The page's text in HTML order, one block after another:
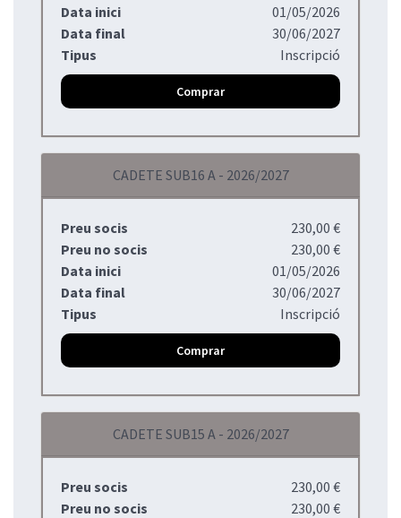
Data inici
01/05/2026
Data final
30/06/2027
Tipus
Inscripció
Comprar
CADETE SUB16 A - 2026/2027
Preu socis
230,00 €
Preu no socis
230,00 €
Data inici
01/05/2026
Data final
30/06/2027
Tipus
Inscripció
Comprar
CADETE SUB15 A - 2026/2027
Preu socis
230,00 €
Preu no socis
230,00 €